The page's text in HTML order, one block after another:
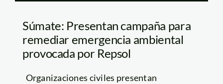
Súmate: Presentan campaña para
remediar emergencia ambiental
provocada por Repsol
Organizaciones civiles presentan